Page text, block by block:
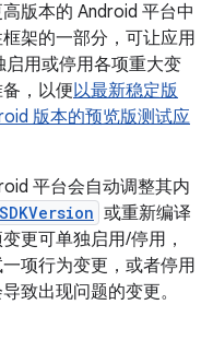
版本的 Android 平台中
架的一部分，可让应用
启用或停用各项重大变
，以便以最新稳定版
版本的预览版测试应
平台会自动调整其内
或重新编译
更可单独启用/停用，
项行为变更，或者停用
致出现问题的变更。